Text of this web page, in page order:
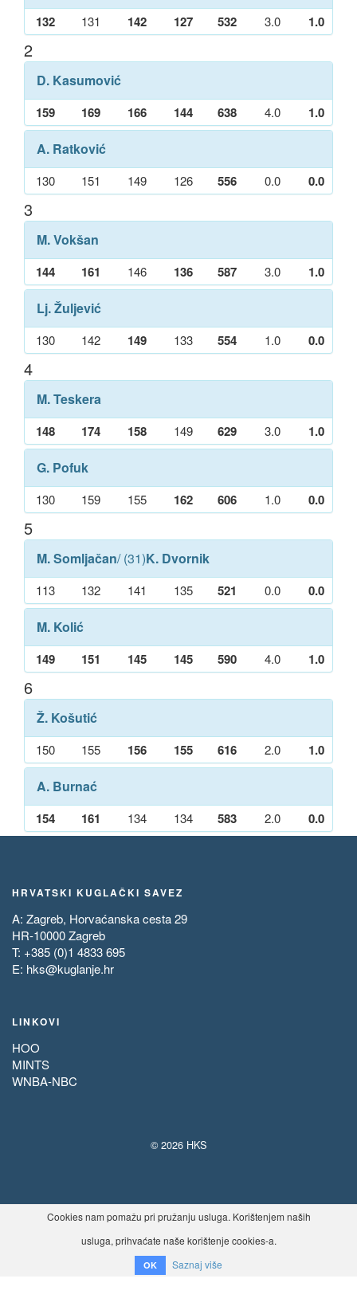
132 131 142 127 532 3.0 1.0
2
D. Kasumović
159 169 166 144 638 4.0 1.0
A. Ratković
130 151 149 126 556 0.0 0.0
3
M. Vokšan
144 161 146 136 587 3.0 1.0
Lj. Žuljević
130 142 149 133 554 1.0 0.0
4
M. Teskera
148 174 158 149 629 3.0 1.0
G. Pofuk
130 159 155 162 606 1.0 0.0
5
M. Somljačan/ (31)K. Dvornik
113 132 141 135 521 0.0 0.0
M. Kolić
149 151 145 145 590 4.0 1.0
6
Ž. Košutić
150 155 156 155 616 2.0 1.0
A. Burnać
154 161 134 134 583 2.0 0.0
HRVATSKI KUGLAČKI SAVEZ
A: Zagreb, Horvaćanska cesta 29
HR-10000 Zagreb
T: +385 (0)1 4833 695
E: hks@kuglanje.hr
LINKOVI
HOO
MINTS
WNBA-NBC
© 2026 HKS
Cookies nam pomažu pri pružanju usluga. Korištenjem naših
usluga, prihvaćate naše korištenje cookies-a.
OK Saznaj više